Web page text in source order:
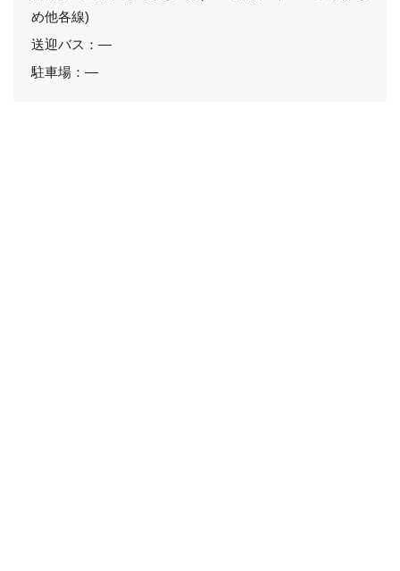
め他各線)
送迎バス：―
駐車場：―